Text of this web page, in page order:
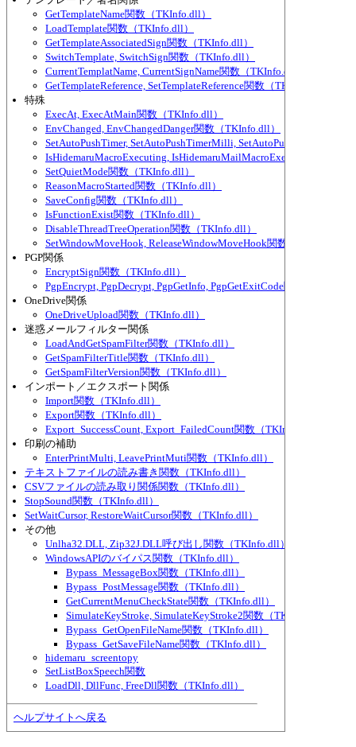
GetTemplateName関数（TKInfo.dll）
LoadTemplate関数（TKInfo.dll）
GetTemplateAssociatedSign関数（TKInfo.dll）
SwitchTemplate, SwitchSign関数（TKInfo.dll）
CurrentTemplatName, CurrentSignName関数（TKInfo.dll）
GetTemplateReference, SetTemplateReference関数（TKInfo.dll）
特殊
ExecAt, ExecAtMain関数（TKInfo.dll）
EnvChanged, EnvChangedDanger関数（TKInfo.dll）
SetAutoPushTimer, SetAutoPushTimerMilli, SetAutoPushTimerEver,
IsHidemaruMacroExecuting, IsHidemaruMailMacroExecuting関数（
SetQuietMode関数（TKInfo.dll）
ReasonMacroStarted関数（TKInfo.dll）
SaveConfig関数（TKInfo.dll）
IsFunctionExist関数（TKInfo.dll）
DisableThreadTreeOperation関数（TKInfo.dll）
SetWindowMoveHook, ReleaseWindowMoveHook関数（TKInfo.dll）
PGP関係
EncryptSign関数（TKInfo.dll）
PgpEncrypt, PgpDecrypt, PgpGetInfo, PgpGetExitCode関数（
OneDrive関係
OneDriveUpload関数（TKInfo.dll）
迷惑メールフィルター関係
LoadAndGetSpamFilter関数（TKInfo.dll）
GetSpamFilterTitle関数（TKInfo.dll）
GetSpamFilterVersion関数（TKInfo.dll）
インポート／エクスポート関係
Import関数（TKInfo.dll）
Export関数（TKInfo.dll）
Export_SuccessCount, Export_FailedCount関数（TKInfo.dll）
印刷の補助
EnterPrintMulti, LeavePrintMuti関数（TKInfo.dll）
テキストファイルの読み書き関数（TKInfo.dll）
CSVファイルの読み取り関係関数（TKInfo.dll）
StopSound関数（TKInfo.dll）
SetWaitCursor, RestoreWaitCursor関数（TKInfo.dll）
その他
Unlha32.DLL, Zip32J.DLL呼び出し関数（TKInfo.dll）
WindowsAPIのバイパス関数（TKInfo.dll）
Bypass_MessageBox関数（TKInfo.dll）
Bypass_PostMessage関数（TKInfo.dll）
GetCurrentMenuCheckState関数（TKInfo.dll）
SimulateKeyStroke, SimulateKeyStroke2関数（TKInfo.dll）
Bypass_GetOpenFileName関数（TKInfo.dll）
Bypass_GetSaveFileName関数（TKInfo.dll）
hidemaru_screentopy
SetListBoxSpeech関数
LoadDll, DllFunc, FreeDll関数（TKInfo.dll）
ヘルプサイトへ戻る